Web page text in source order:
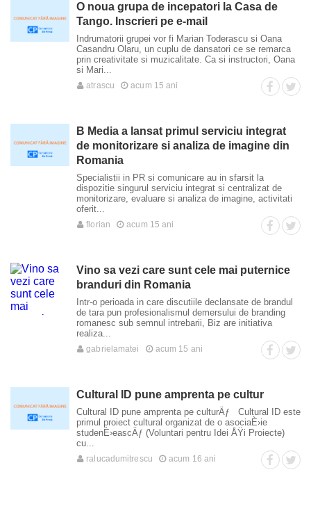
O noua grupa de incepatori la Casa de
Tango. Inscrieri pe e-mail
Indrumatorii grupei vor fi Marian Toderascu si Oana
Casandru Olaru, un cuplu de dansatori ce se remarca
prin creativitate si muzicalitate. Ca si instructori, Oana
si Mari...
atrascu acum 15 ani
B Media a lansat primul serviciu integrat
de monitorizare si analiza de imagine din
Romania
Specialistii in PR si comunicare au in sfarsit la
dispozitie singurul serviciu integrat si centralizat de
monitorizare, evaluare si analiza de imagine, activitati
oferit...
florian acum 15 ani
Vino sa vezi care sunt cele mai puternice
branduri din Romania
Intr-o perioada in care discutiile declansate de brandul
de tara pun profesionalismul demersului de branding
romanesc sub semnul intrebarii, Biz are initiativa
realiza...
gabrielamatei acum 15 ani
Cultural ID pune amprenta pe cultur
Cultural ID pune amprenta pe culturÄƒ Cultural ID este
primul proiect cultural organizat de o asociaÈ›ie
studenÈ›eascÄƒ (Voluntari pentru Idei ÅŸi Proiecte)
cu...
ralucadumitrescu acum 16 ani